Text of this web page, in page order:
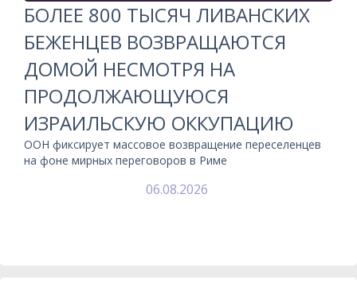
БОЛЕЕ 800 ТЫСЯЧ ЛИВАНСКИХ
БЕЖЕНЦЕВ ВОЗВРАЩАЮТСЯ
ДОМОЙ НЕСМОТРЯ НА
ПРОДОЛЖАЮЩУЮСЯ
ИЗРАИЛЬСКУЮ ОККУПАЦИЮ
ООН фиксирует массовое возвращение переселенцев
на фоне мирных переговоров в Риме
06.08.2026